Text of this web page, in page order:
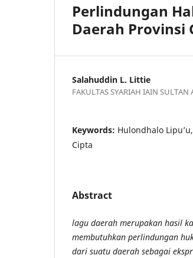
Perlindungan
Daerah Provinsi
Salahuddin L. Littie
FAKULTAS SYARIAH IAIN
Keywords: Hulondhalo
Cipta
Abstract
lagu daerah merupakan hasil
membutuhkan perlindungan
dari suatu daerah sebagai